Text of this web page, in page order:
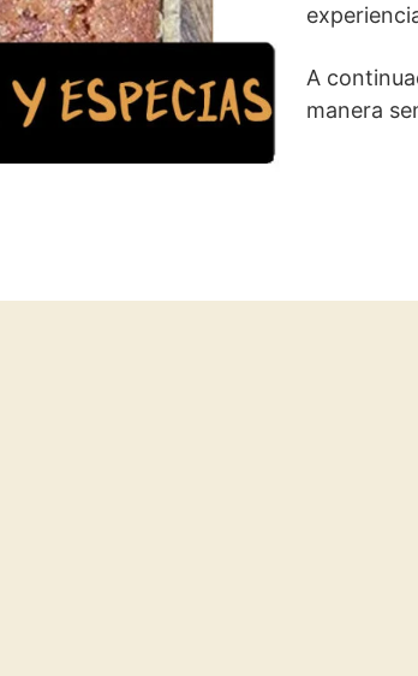
A
manera